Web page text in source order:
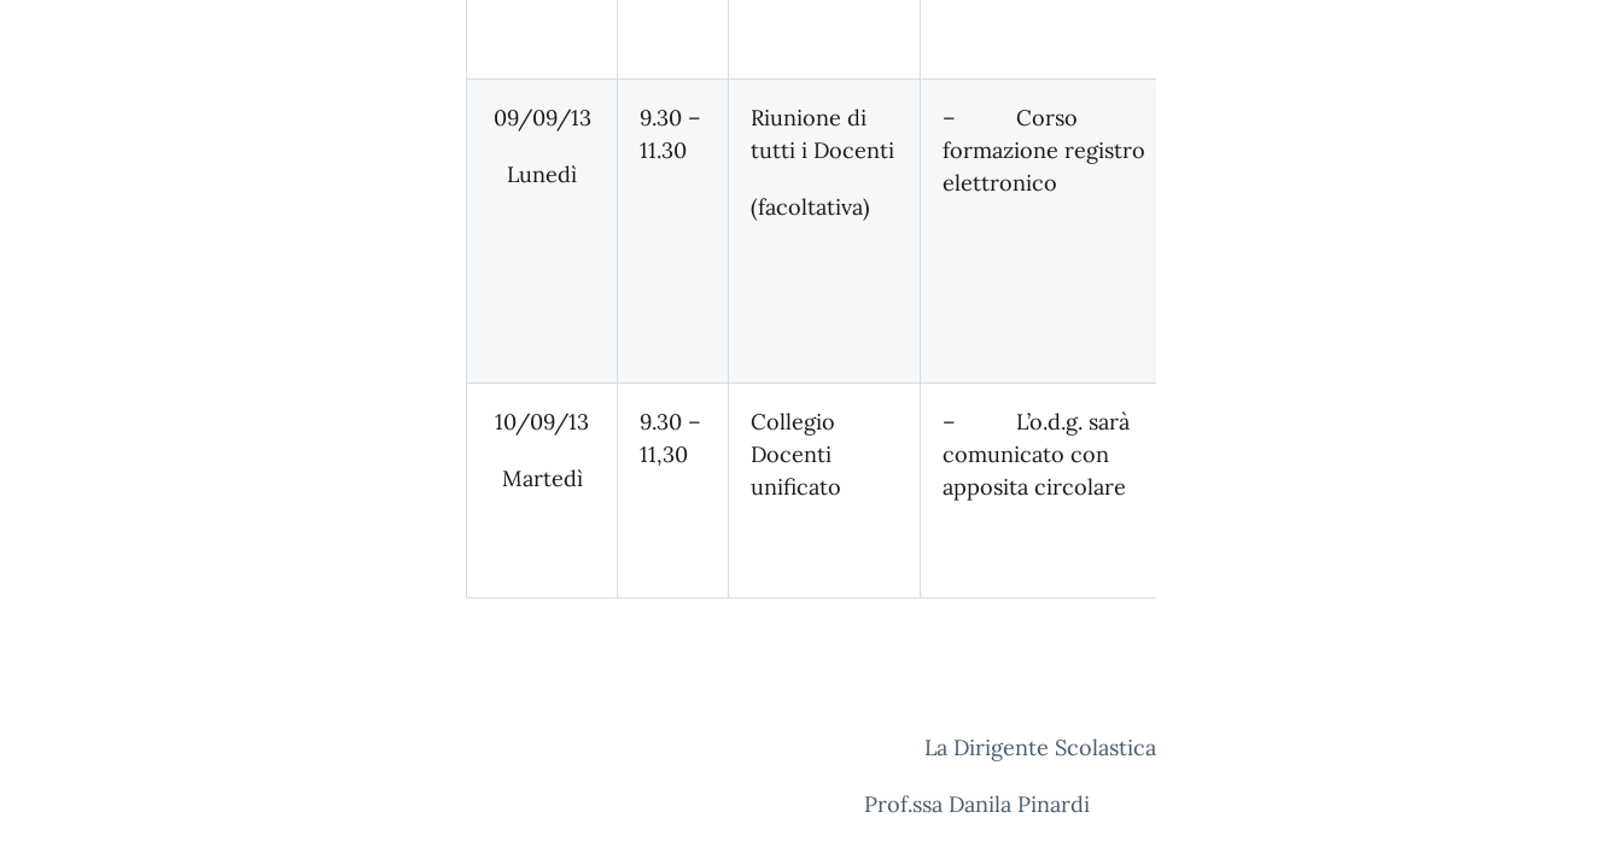
09/09/13
Lunedì
9.30 –
11.30
Riunione di
tutti i Docenti
(facoltativa)
– Corso
formazione registro
elettronico
10/09/13
Martedì
9.30 –
11,30
Collegio
Docenti
unificato
– L’o.d.g. sarà
comunicato con
apposita circolare
La Dirigente Scolastica
Prof.ssa Danila Pinardi